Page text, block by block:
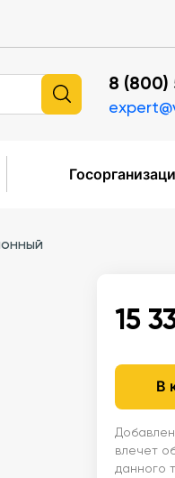
8
15
В
влечет
данного